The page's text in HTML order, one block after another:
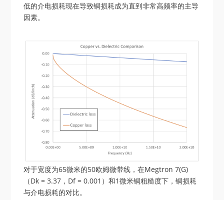
低的介电损耗现在导致铜损耗成为直到非常高频率的主导
因素。
对于宽度为65微米的50欧姆微带线，在Megtron 7(G)
（Dk = 3.37，Df = 0.001）和1微米铜粗糙度下，铜损耗
与介电损耗的对比。